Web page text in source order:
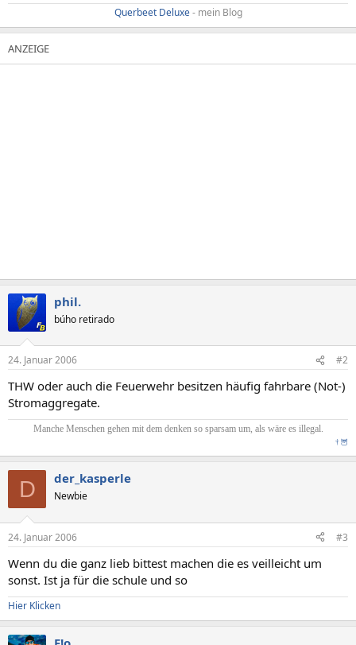
Querbeet Deluxe- mein Blog​
phil.
búho retirado
24. Januar 2006 #2
THW oder auch die Feuerwehr besitzen häufig fahrbare (Not-)
Stromaggregate.
Manche Menschen gehen mit dem denken so sparsam um, als wäre es illegal.
† 🦉
D der_kasperle
Newbie
24. Januar 2006 #3
Wenn du die ganz lieb bittest machen die es veilleicht um
sonst. Ist ja für die schule und so
Hier Klicken